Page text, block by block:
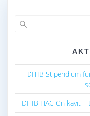
DITIB Stipendium
DİTİB HAC Ön kayıt